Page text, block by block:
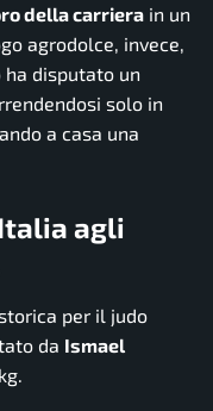
della carriera in un
agrodolce, invece,
ha disputato un
solo in
a casa una
agli
per il judo
da Ismael